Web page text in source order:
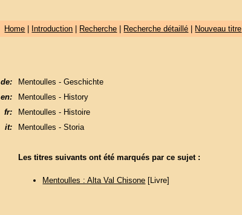
Home Introduction Recherche Recherche détaillé Nouveau titre
de:
Mentoulles - Geschichte
en:
Mentoulles - History
fr:
Mentoulles - Histoire
it:
Mentoulles - Storia
Les titres suivants ont été marqués par ce sujet :
Mentoulles : Alta Val Chisone [Livre]